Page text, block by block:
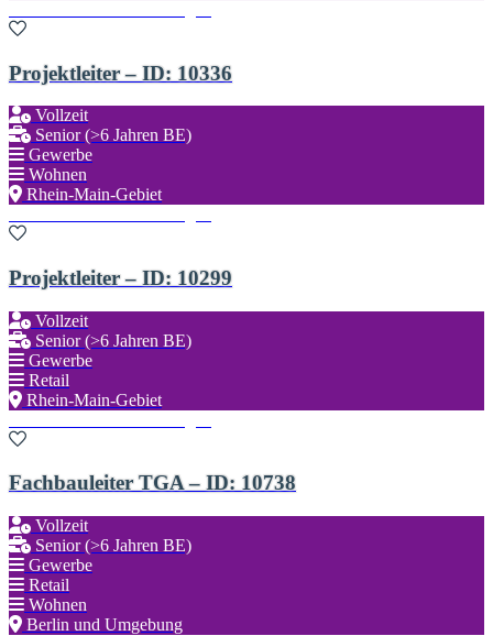
Projektleiter – ID: 10336
Vollzeit
Senior (>6 Jahren BE)
Gewerbe
Wohnen
Rhein-Main-Gebiet
Projektleiter – ID: 10299
Vollzeit
Senior (>6 Jahren BE)
Gewerbe
Retail
Rhein-Main-Gebiet
Fachbauleiter TGA – ID: 10738
Vollzeit
Senior (>6 Jahren BE)
Gewerbe
Retail
Wohnen
Berlin und Umgebung